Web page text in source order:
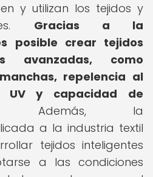
y utilizan los tejidos y
Gracias a la
posible crear tejidos
avanzadas, como
repelencia al
UV y capacidad de
la
a la industria textil
tejidos inteligentes
a las condiciones